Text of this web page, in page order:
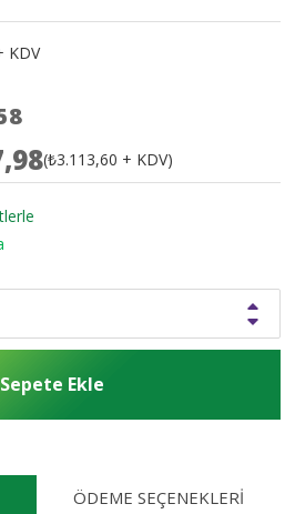
KDV
(₺3.113,60 + KDV)
ÖDEME SEÇENEKLERI